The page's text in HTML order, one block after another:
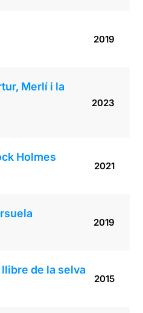
2019
Merlí i la
2023
Holmes
2021
2019
llibre de la selva
2015